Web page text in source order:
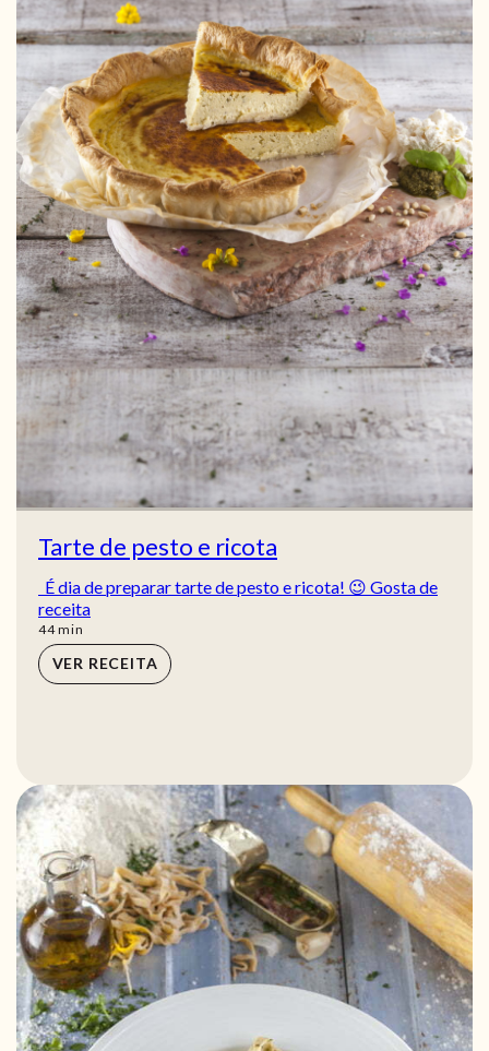
Tarte de pesto e ricota
É dia de preparar tarte de pesto e ricota! 😉 Gosta de
receita
44min
min
VER RECEITA